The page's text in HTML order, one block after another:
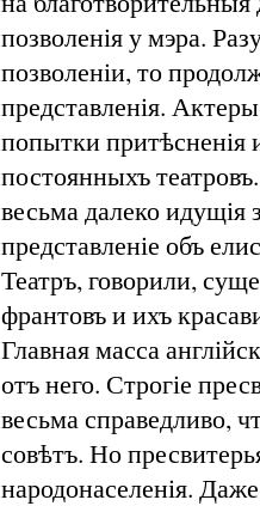
позволенія у мэра.
позволеніи, то
представленія.
попытки притѣсненія
постоянныхъ
весьма далеко идущія
представленіе объ
Театръ, говорили,
франтовъ и ихъ
Главная масса
отъ него. Строгіе
весьма справедливо,
совѣтъ. Но
народонаселенія.